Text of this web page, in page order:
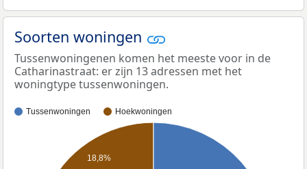
Soorten woningen
Tussenwoningenen komen het meeste voor in de
Catharinastraat: er zijn 13 adressen met het
woningtype tussenwoningen.
Tussenwoningen Hoekwoningen
18,8%